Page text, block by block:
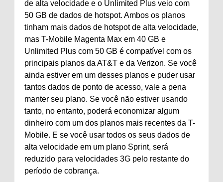
de alta velocidade e o Unlimited Plus veio com
50 GB de dados de hotspot. Ambos os planos
tinham mais dados de hotspot de alta velocidade,
mas T-Mobile Magenta Max em 40 GB e
Unlimited Plus com 50 GB é compatível com os
principais planos da AT&T e da Verizon. Se você
ainda estiver em um desses planos e puder usar
tantos dados de ponto de acesso, vale a pena
manter seu plano. Se você não estiver usando
tanto, no entanto, poderá economizar algum
dinheiro com um dos planos mais recentes da T-
Mobile. E se você usar todos os seus dados de
alta velocidade em um plano Sprint, será
reduzido para velocidades 3G pelo restante do
período de cobrança.